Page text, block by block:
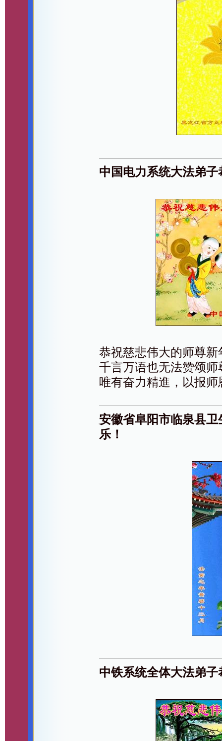
中国电力系统大法弟
恭祝慈悲伟大的师尊
千言万语也无法赞颂
唯有奋力精進，以报师
安徽省阜阳市临泉县
乐！
中铁系统全体大法弟